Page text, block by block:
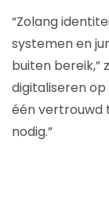
“Zolang
systemen en
buiten bereik,”
digitaliseren
één vertrouwd
nodig.”